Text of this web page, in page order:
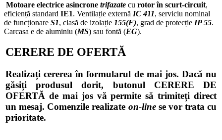
Motoare electrice asincrone trifazate cu rotor în scurt-circuit,
eficiență standard IE1. Ventilație externă IC 411, serviciu nominal
de funcționare S1, clasă de izolație 155(F), grad de protecție IP 55.
Carcasa e de aluminiu (MS) sau fontă (EG).
CERERE DE OFERTĂ
Realizați cererea în formularul de mai jos. Dacă nu
găsiți produsul dorit, butonul CERERE DE
OFERTĂ de mai jos vă permite să trimiteți direct
un mesaj. Comenzile realizate on-linese vor trata cu
prioritate.